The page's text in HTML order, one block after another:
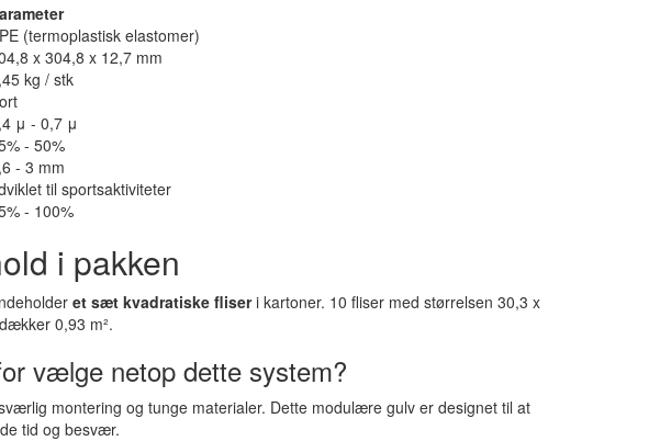
(termoplastisk elastomer)
x 304,8 x 12,7 mm
kg / stk
μ - 0,7 μ
- 50%
- 3 mm
til sportsaktiviteter
- 100%
i pakken
et sæt kvadratiske fliseri kartoner. 10 fliser med størrelsen 30,3 x
0,93 m².
vælge netop dette system?
montering og tunge materialer. Dette modulære gulv er designet til at
tid og besvær.